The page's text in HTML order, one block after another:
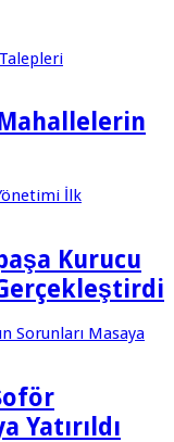
Kurucu
Yatırıldı